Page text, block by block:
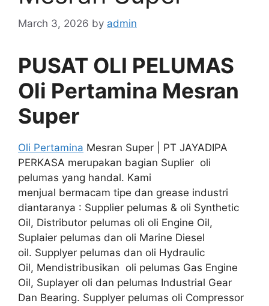
March 3, 2026 by admin
PUSAT OLI PELUMAS
Oli Pertamina Mesran
Super
Oli Pertamina Mesran Super | PT JAYADIPA
PERKASA merupakan bagian Suplier oli
pelumas yang handal. Kami
menjual bermacam tipe dan grease industri
diantaranya : Supplier pelumas & oli Synthetic
Oil, Distributor pelumas oli oli Engine Oil,
Suplaier pelumas dan oli Marine Diesel
oil. Supplyer pelumas dan oli Hydraulic
Oil, Mendistribusikan oli pelumas Gas Engine
Oil, Suplayer oli dan pelumas Industrial Gear
Dan Bearing. Supplyer pelumas oli Compressor